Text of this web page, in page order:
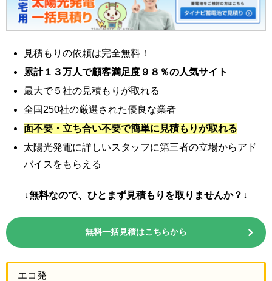
見積もりの依頼は完全無料！
累計１３万人で顧客満足度９８％の人気サイト
最大で５社の見積もりが取れる
全国250社の厳選された優良な業者
面不要・立ち合い不要で簡単に見積もりが取れる
太陽光発電に詳しいスタッフに第三者の立場からアド
バイスをもらえる
↓無料なので、ひとまず見積もりを取りませんか？↓
無料一括見積はこちらから
エコ発